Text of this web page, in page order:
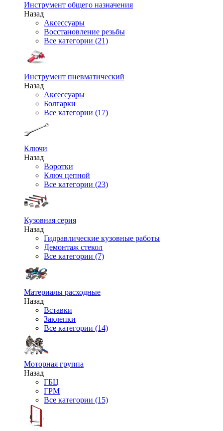
Инструмент общего назначения
Назад
Аксессуары
Восстановление резьбы
Все категории (21)
Инструмент пневматический
Назад
Аксессуары
Болгарки
Все категории (17)
Ключи
Назад
Воротки
Ключ цепной
Все категории (23)
Кузовная серия
Назад
Гидравлические кузовные работы
Демонтаж стекол
Все категории (7)
Материалы расходные
Назад
Вставки
Заклепки
Все категории (14)
Моторная группа
Назад
ГБЦ
ГРМ
Все категории (15)